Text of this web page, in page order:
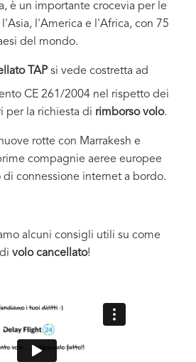
è un importante crocevia per le
l'America e l'Africa, con 75
del mondo.
TAPsi vede costretta ad
CE 261/2004 nel rispetto dei
per la richiesta di rimborso volo.
rotte con Marrakesh e
compagnie aeree europee
di connessione internet a bordo.
alcuni consigli utili su come
volo cancellato!